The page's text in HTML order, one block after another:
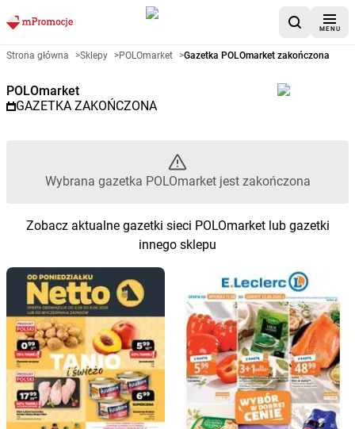
MENU
Gazetka promocyjna
Strona główna >Sklepy >POLOmarket >Gazetka POLOmarket zakończona
POLOmarket
GAZETKA ZAKOŃCZONA
Wybrana gazetka POLOmarket jest zakończona
Zobacz aktualne gazetki sieci POLOmarket lub gazetki
innego sklepu